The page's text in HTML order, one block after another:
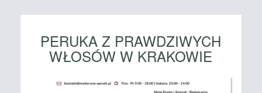
PERUKA Z PRAWDZIWYCH
WŁOSÓW W KRAKOWIE